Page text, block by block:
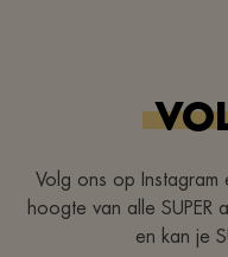
Bedankt
aan
Volg ons op
hoogte van alle SUPER
en kan je